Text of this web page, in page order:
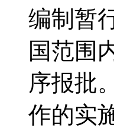
编制暂
国范围
序报批
作的实